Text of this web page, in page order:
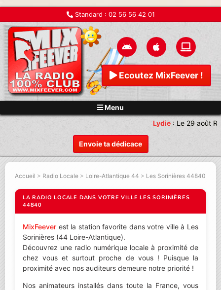
Standard : 02 56 56 42 01
Ecoutez MixFeever !
Menu
Envoie ta dédicace
Lydie:Le 29 août
Accueil > Radio Locale > Loire-Atlantique 44 > Les Sorinières 44840
LA RADIO LOCALE DANS VOTRE VILLE LES SORINIÈRES
44840
MixFeever est la station favorite dans votre ville à Les
Sorinières (44 Loire-Atlantique).
Découvrez une radio numérique locale à proximité de
chez vous et surtout proche de vous ! Puisque la
proximité avec nos auditeurs demeure notre priorité !
Nos animateurs installés dans toute la France, vous